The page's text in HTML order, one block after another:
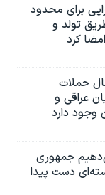
برای محدود
تولد و
کرد
حملات
عراقی و
وجود دارد
جمهوری
دست پیدا